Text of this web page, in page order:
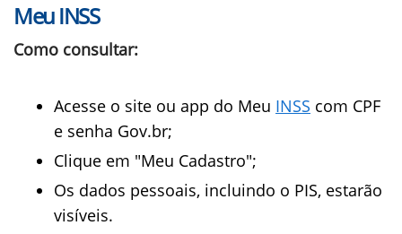
Meu INSS
Como consultar:
Acesse o site ou app do Meu INSS com CPF
e senha Gov.br;
Clique em "Meu Cadastro";
Os dados pessoais, incluindo o PIS, estarão
visíveis.